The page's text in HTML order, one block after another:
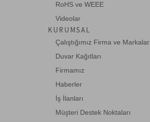
TRIPLE AND GATE, 3-INPUT
QUAD 2-1 MUX. (INV.OUT)
4x4 REG. FILE
RoHS ve WEEE
Videolar
KURUMSAL
Çalıştığımız Firma ve Markalar
Duvar Kağıtları
Firmamız
Haberler
İş İlanları
Müşteri Destek Noktaları